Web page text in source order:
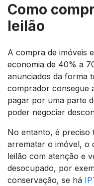
Como
leilão
A compra de imóveis
economia de 40% a
anunciados da forma
comprador consegue
pagar por uma parte
poder negociar
No entanto, é preciso
arrematar o imóvel, o
leilão com atenção e
desocupado, por
conservação, se há